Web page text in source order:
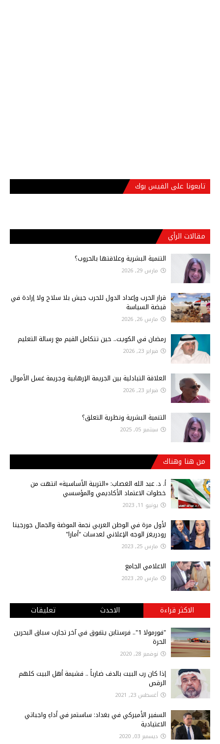
تابعونا على الفيس بوك
مقالات الرأي
التنمية البشرية وعلاقتها بالحروب؟
مارس 29, 2026
قرار الحرب وإعداد الدول للحرب جيش بلا سلاح ولا إرادة في
قبضة السياسة
مارس 26, 2026
رمضان في الكويت.. حين تتكامل القيم مع رسالة التعليم
فبراير 23, 2026
العلاقة التبادلية بين الجريمة الإرهابية وجريمة غسل الأموال
فبراير 23, 2026
التنمية البشرية ونظرية التعلق؟
سبتمبر 05, 2025
من هنا وهناك
أ‌. د. عبد الله الغصاب: «التربية الأساسية» انتهت من
خطوات الاعتماد الأكاديمي والمؤسسي
يونيو 11, 2023
لأول مرة في الوطن العربي نجمة الموضة والجمال جورجينا
رودريغز الوجه الإعلاني لعدسات "أمارا"
مارس 25, 2023
الاعلامي الجامع
مارس 20, 2023
الاكثر قراءة الاحدث تعليقات
"فورمولا 1".. فرستابن يتفوق في آخر تجارب سباق البحرين
الحرة
نوفمبر 28, 2020
إذا كان رب البيت بالدف ضارباً .. فشيمة أهل البيت كلهم
الرقص
أغسطس 23, 2021
السفير الأميركي في بغداد: ساستمر في أداءِ واجباتي
الاعتيادية
ديسمبر 03, 2020